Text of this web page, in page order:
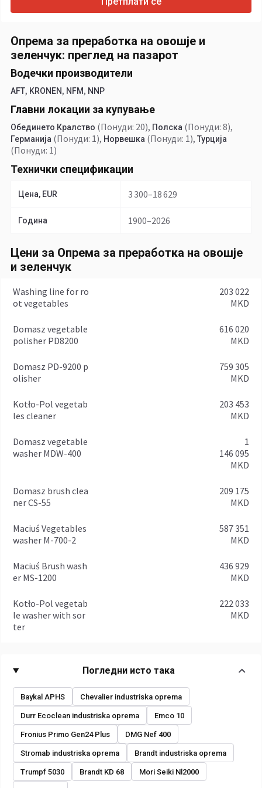
Опрема за преработка на овошје и
зеленчук: преглед на пазарот
Водечки производители
AFT, KRONEN, NFM, NNP
Главни локации за купување
Обединето Кралство (Понуди: 20), Полска (Понуди: 8),
Германија (Понуди: 1), Норвешка (Понуди: 1), Турција
(Понуди: 1)
Технички спецификации
Цена, EUR 3 300–18 629
Година 1900–2026
Цени за Опрема за преработка на овошје
и зеленчук
Washing line for ro
ot vegetables
203 022
MKD
Domasz vegetable
polisher PD8200
616 020
MKD
Domasz PD-9200 p
olisher
759 305
MKD
Kotło-Pol vegetab
les cleaner
203 453
MKD
Domasz vegetable
washer MDW-400
1
146 095
MKD
Domasz brush clea
ner CS-55
209 175
MKD
Maciuś Vegetables
washer M-700-2
587 351
MKD
Maciuś Brush wash
er MS-1200
436 929
MKD
Kotło-Pol vegetab
le washer with sor
ter
222 033
MKD
Погледни исто така
Baykal APHS Chevalier industriska oprema
Durr Ecoclean industriska oprema Emco 10
Fronius Primo Gen24 Plus DMG Nef 400
Stromab industriska oprema Brandt industriska oprema
Trumpf 5030 Brandt KD 68 Mori Seiki Nl2000